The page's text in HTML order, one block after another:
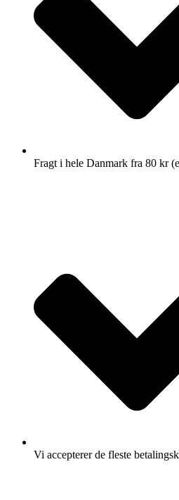
Fragt i hele Danmark fra 80 kr
Vi accepterer de fleste